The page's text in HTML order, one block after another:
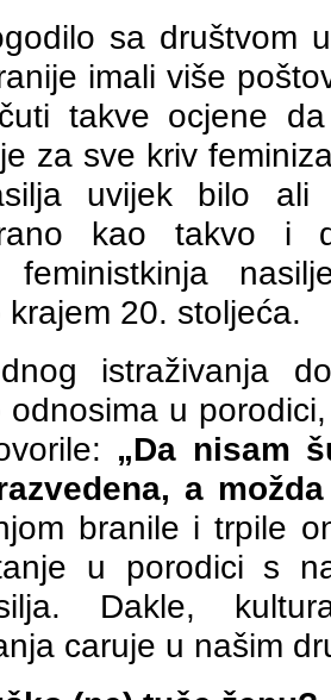
sa društvom
imali više
takve ocjene
za sve kriv
uvijek bilo ali
kao takvo i
feministkinja
krajem 20. stoljeća.
istraživanja
odnosima u
„Da nisam
a
branile i trpile
u porodici s
Dakle,
caruje u našim